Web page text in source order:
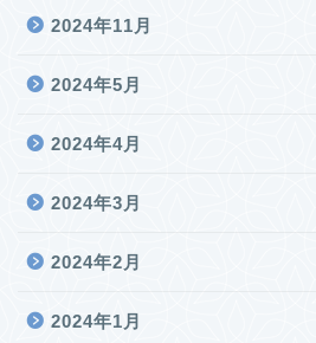
2024年11月
2024年5月
2024年4月
2024年3月
2024年2月
2024年1月